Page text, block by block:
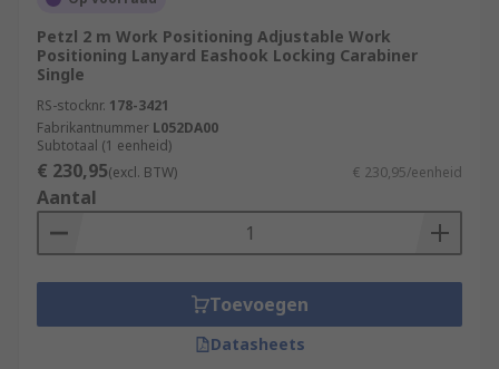
Petzl 2 m Work Positioning Adjustable Work
Positioning Lanyard Eashook Locking Carabiner
Single
RS-stocknr. 178-3421
Fabrikantnummer L052DA00
Subtotaal (1 eenheid)
€ 230,95(excl. BTW) € 230,95/eenheid
Aantal
Toevoegen
Datasheets